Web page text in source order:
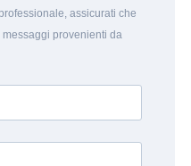
assicurati che
provenienti da